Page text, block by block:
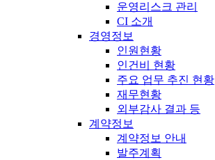
운영리스크 관리
CI 소개
경영정보
인원현황
인건비 현황
주요 업무 추진 현황
재무현황
외부감사 결과 등
계약정보
계약정보 안내
발주계획